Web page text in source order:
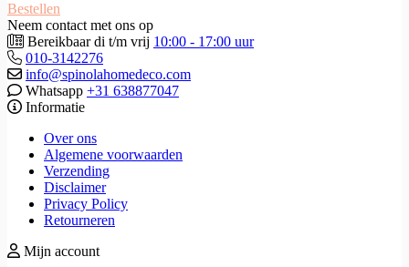
Bestellen
Neem contact met ons op
Bereikbaar di t/m vrij 10:00 - 17:00 uur
010-3142276
info@spinolahomedeco.com
Whatsapp +31 638877047
Informatie
Over ons
Algemene voorwaarden
Verzending
Disclaimer
Privacy Policy
Retourneren
Mijn account